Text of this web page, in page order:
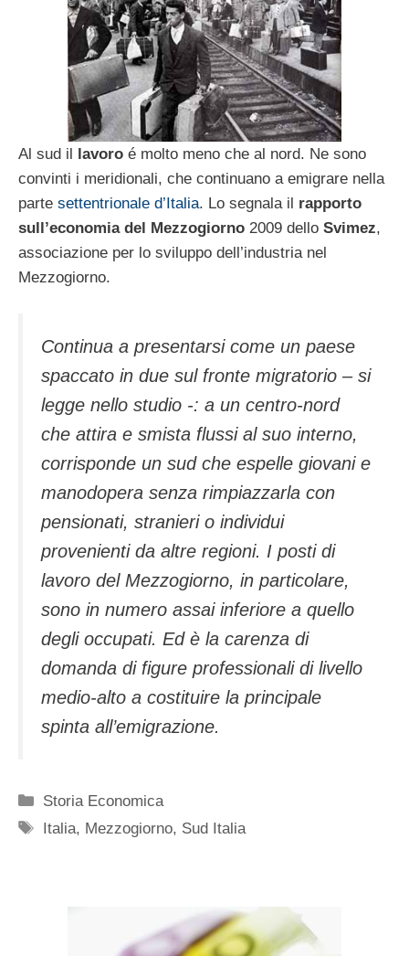
Al sud il lavoro é molto meno che al nord. Ne sono
convinti i meridionali, che continuano a emigrare nella
parte settentrionale d’Italia. Lo segnala il rapporto
sull’economia del Mezzogiorno 2009 dello Svimez,
associazione per lo sviluppo dell’industria nel
Mezzogiorno.
Continua a presentarsi come un paese
spaccato in due sul fronte migratorio – si
legge nello studio -: a un centro-nord
che attira e smista flussi al suo interno,
corrisponde un sud che espelle giovani e
manodopera senza rimpiazzarla con
pensionati, stranieri o individui
provenienti da altre regioni. I posti di
lavoro del Mezzogiorno, in particolare,
sono in numero assai inferiore a quello
degli occupati. Ed è la carenza di
domanda di figure professionali di livello
medio-alto a costituire la principale
spinta all’emigrazione.
Categorie
Storia Economica
Tag
Italia, Mezzogiorno, Sud Italia